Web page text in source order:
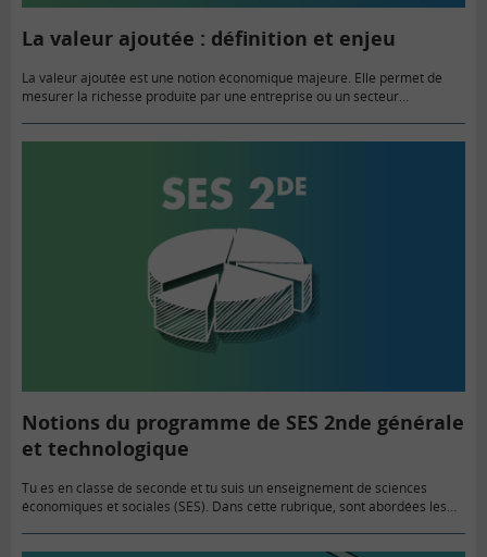
La valeur ajoutée : définition et enjeu
La valeur ajoutée est une notion économique majeure. Elle permet de
mesurer la richesse produite par une entreprise ou un secteur
Notions du programme de SES 2nde générale
et technologique
Tu es en classe de seconde et tu suis un enseignement de sciences
économiques et sociales (SES). Dans cette rubrique, sont abordées les